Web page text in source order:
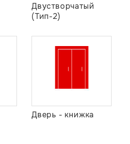
Двустворчатый
(Тип-2)
Дверь - книжка